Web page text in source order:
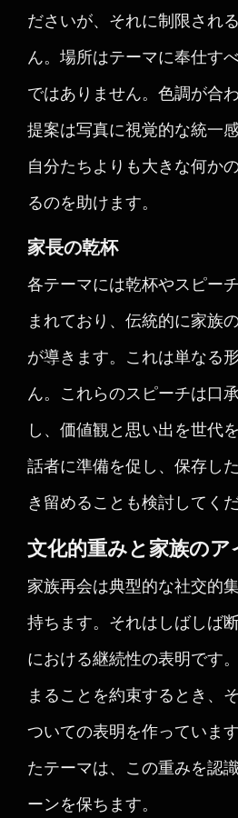
ださいが、それに制限され
ん。場所はテーマに奉仕す
ではありません。色調が合
提案は写真に視覚的な統一
自分たちよりも大きな何か
るのを助けます。
家長の乾杯
各テーマには乾杯やスピー
まれており、伝統的に家族
が導きます。これは単なる
ん。これらのスピーチは口
し、価値観と思い出を世代
話者に準備を促し、保存し
き留めることも検討してくだ
文化的重みと家族の
家族再会は典型的な社交的
持ちます。それはしばしば
における継続性の表明です
まることを約束するとき、
ついての表明を作っていま
たテーマは、この重みを認
ーンを保ちます。